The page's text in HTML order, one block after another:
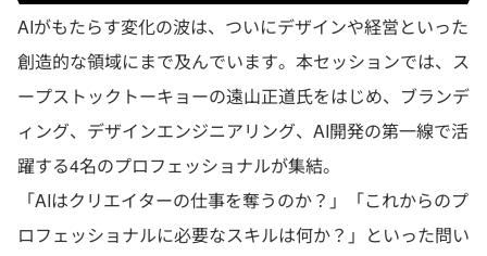
AIがもたらす変化の波は、ついにデザインや経営といった
創造的な領域にまで及んでいます。本セッションでは、ス
ープストックトーキョーの遠山正道氏をはじめ、ブランデ
ィング、デザインエンジニアリング、AI開発の第一線で活
躍する4名のプロフェッショナルが集結。
「AIはクリエイターの仕事を奪うのか？」「これからのプ
ロフェッショナルに必要なスキルは何か？」といった問い